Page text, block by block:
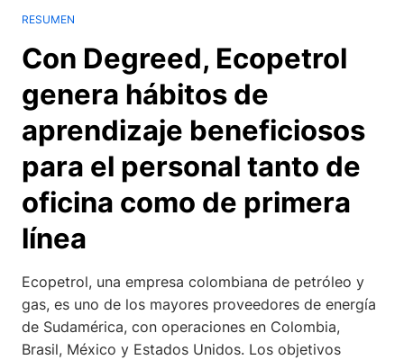
RESUMEN
Con Degreed, Ecopetrol
genera hábitos de
aprendizaje beneficiosos
para el personal tanto de
oficina como de primera
línea
Ecopetrol, una empresa colombiana de petróleo y
gas, es uno de los mayores proveedores de energía
de Sudamérica, con operaciones en Colombia,
Brasil, México y Estados Unidos. Los objetivos